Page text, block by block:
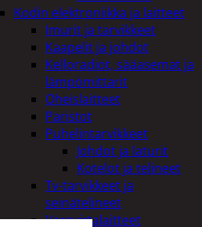
Kodin elektroniikka ja laitteet
Imurit ja tarvikkeet
Kaapelit ja johdot
Kelloradiot, sääasemat ja
lämpömittarit
Oheislaitteet
Paristot
Puhelintarvikkeet
Johdot ja laturit
Kotelot ja telineet
Tv-tarvikkeet ja
seinätelineet
Varavirtalaitteet